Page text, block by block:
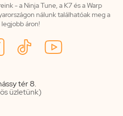
- a Ninja Tune, a K7 és a Warp
nálunk találhatóak meg a
áron!
tér 8.
üzletünk)